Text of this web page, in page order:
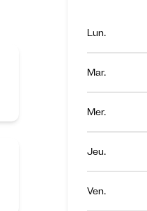
Lun.
Mar.
Mer.
Jeu.
Ven.